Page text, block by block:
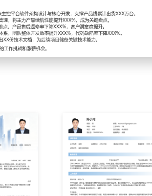
设备端数据实时处理与云端同步的瓶颈，评估并
对比测试用例，从渲染效率与内存占用维度筛选
率提升XXX%。
与HAL层关键驱动开发，包括LCD、Touch、
测试脚本，修复SPI总线竞争导致的死机问题，
管理策略，优化软件休眠流程，将典型场景下
戴设备OTA升级因内存不足导致的失败率难题，
包体积压缩XXX%，并增加断电保护机制，使
码静态检查与单元测试流程，将GitLab CI集成
单元测试覆盖率从XXX%提升至XXX%，有效拦
导XXX名初级工程师进行模块开发与调试，编写